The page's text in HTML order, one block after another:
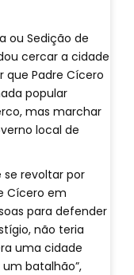
ou Sedição de
cercar a cidade
Padre Cícero
popular
mas marchar
local de
se revoltar por
Cícero em
para defender
não teria
uma cidade
batalhão”,